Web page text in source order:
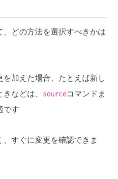
どの方法を選択すべきかは
加えた場合、たとえば新し
などは、
sourceコマンドま
です
すぐに変更を確認できま